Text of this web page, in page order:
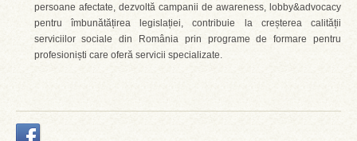
persoane afectate, dezvoltă campanii de awareness, lobby&advocacy
pentru îmbunătățirea legislației, contribuie la creșterea calității
serviciilor sociale din România prin programe de formare pentru
profesioniști care oferă servicii specializate.